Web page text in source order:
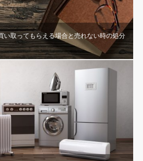
い取ってもらえる場合と売れない時の処分